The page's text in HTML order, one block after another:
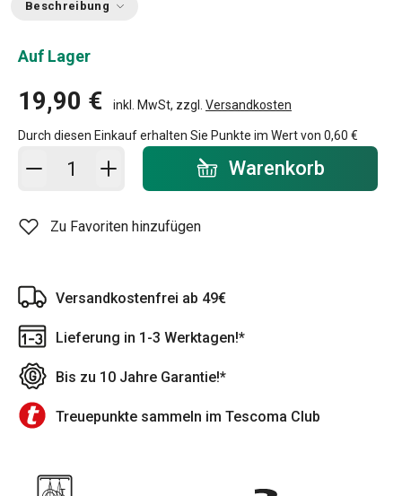
Beschreibung
Auf Lager
19,90 € inkl. MwSt, zzgl. Versandkosten
Durch diesen Einkauf erhalten Sie Punkte im Wert von 0,60 €
In den Warenkorb - Menge Warenkorb
Zu Favoriten hinzufügen
Versandkostenfrei ab 49€
Lieferung in 1-3 Werktagen!*
Bis zu 10 Jahre Garantie!*
Treuepunkte sammeln im Tescoma Club